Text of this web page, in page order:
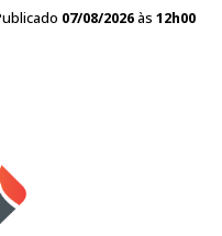
07/08/2026às 12h00